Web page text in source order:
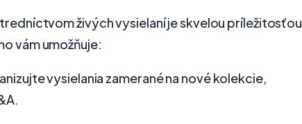
živých vysielaní je skvelou príležitosťou
vám umožňuje:
vysielania zamerané na nové kolekcie,